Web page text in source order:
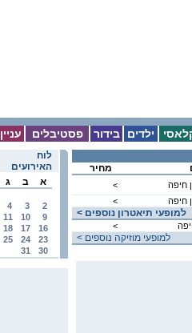
עניין פסטיבלים בידור ילדים
לוח
האירועים
א
ב ג
2
3
4
9
10
11
16
17
18
23
24
25
30
31
מחיר
<
חיפה
<
חיפה
< למופעי תיאטרון נוספים
<
< למופעי מוזיקה נוספים